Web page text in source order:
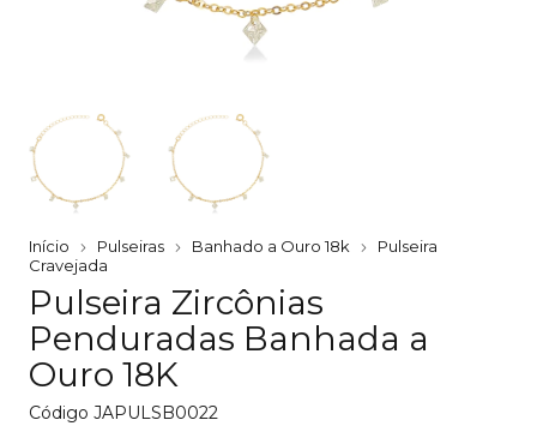
Início Pulseiras Banhado a Ouro 18k
Pulseira
Cravejada
Pulseira Zircônias
Penduradas Banhada a
Ouro 18K
Código JAPULSB0022